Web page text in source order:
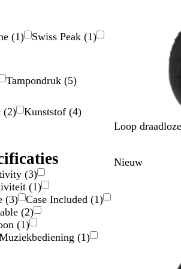
(1) Swiss Peak (1)
Tampondruk (5)
(2) Kunststof (4)
(3)
(1)
(3) Case Included (1)
(2)
(1)
(1)
E
a
Loop
Nieuw